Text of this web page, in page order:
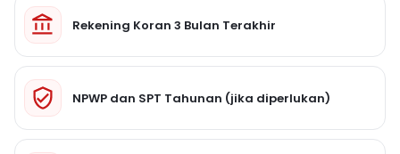
Rekening Koran 3 Bulan Terakhir
NPWP dan SPT Tahunan (jika diperlukan)